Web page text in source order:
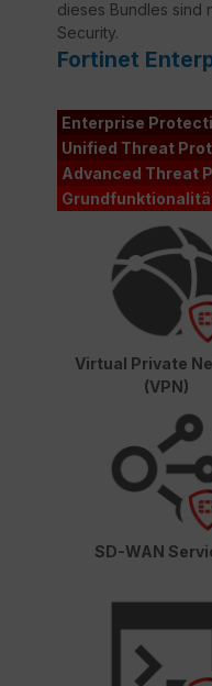
dieses Bundles sind
Security.
Fortinet
Enterprise
Unified Threat
Advanced Threat
Virtual Private
(VPN)
SD-WAN